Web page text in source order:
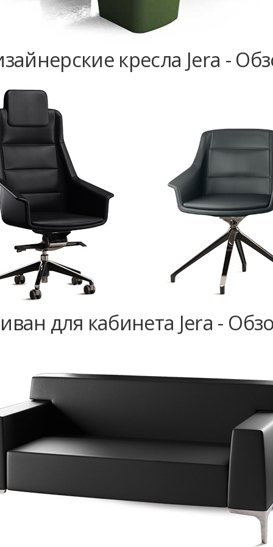
кресла Jera -
для кабинета Jera -